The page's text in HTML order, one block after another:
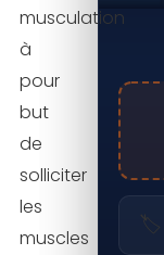
🏷️
musculation
à
pour
but
de
solliciter
les
muscles